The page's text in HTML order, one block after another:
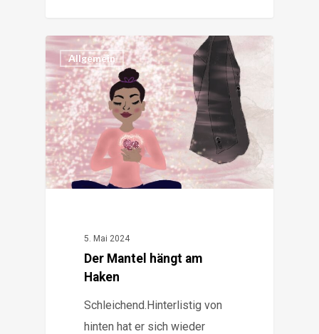
Allgemein
5. Mai 2024
Der Mantel hängt am
Haken
Schleichend.Hinterlistig von
hinten hat er sich wieder
0